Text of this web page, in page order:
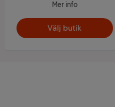
Mer info
Välj butik